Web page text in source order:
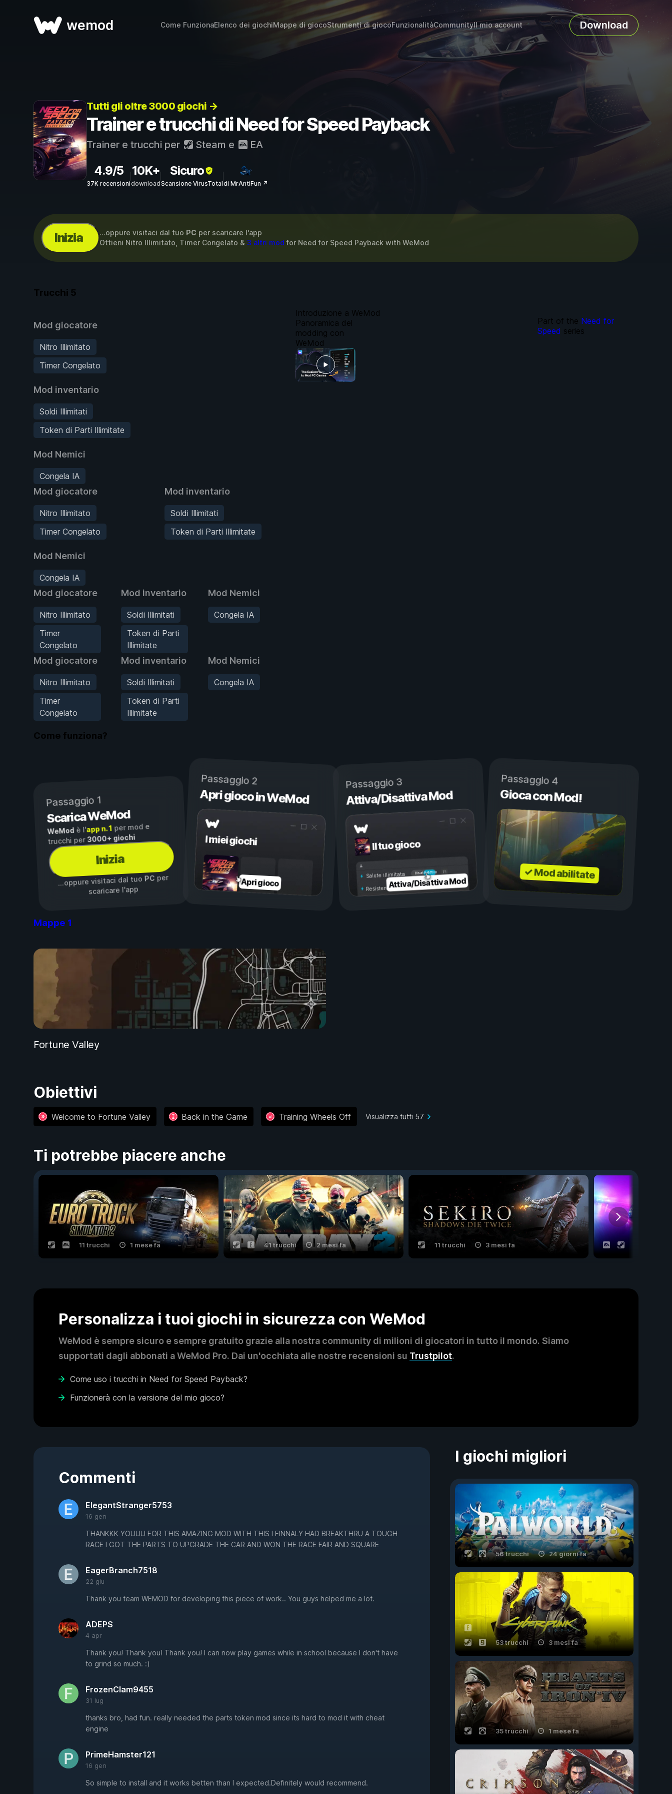
wemod Come FunzionaElenco dei giochiMappe di giocoStrumenti di giocoFunzionalitàCommunityIl mio account Download
Tutti gli oltre 3000 giochi →
Trainer e trucchi di Need for Speed Payback
Trainer e trucchi per Steam e EA
4.9/5
37K recensioni
10K+
download
Sicuro
Scansione VirusTotaldi MrAntiFun ↗
Inizia ...oppure visitaci dal tuo PC per scaricare l'app
Ottieni Nitro Illimitato, Timer Congelato & 3 altri mod for Need for Speed Payback with WeMod
Trucchi 5
Mod giocatore
Nitro Illimitato
Timer Congelato
Mod inventario
Soldi Illimitati
Token di Parti Illimitate
Mod Nemici
Congela IA
Mod giocatore
Nitro Illimitato
Timer Congelato
Mod Nemici
Congela IA
Mod inventario
Soldi Illimitati
Token di Parti Illimitate
Mod giocatore
Nitro Illimitato
Timer
Congelato
Mod inventario
Soldi Illimitati
Token di Parti
Illimitate
Mod Nemici
Congela IA
Mod giocatore
Nitro Illimitato
Timer
Congelato
Mod inventario
Soldi Illimitati
Token di Parti
Illimitate
Mod Nemici
Congela IA
Introduzione a WeMod
Panoramica del
modding con
WeMod
Part of the Need for
Speed series
Come funziona?
Passaggio 1
Scarica WeMod
WeMod è l'app n. 1per mod e
trucchi per3000+ giochi
Inizia
...oppure visitaci dal tuo PCper
scaricare l'app
Passaggio 2
Apri gioco in WeMod
I miei giochi
Apri gioco
Passaggio 3
Attiva/Disattiva Mod
Il tuo gioco
Attivo
Disattivo
Salute illimitata
Resistenza illimitata
Attiva/Disattiva Mod
Passaggio 4
Gioca con Mod!
✓ Mod abilitate
Mappe 1
Fortune Valley
Obiettivi
Welcome to Fortune Valley Back in the Game Training Wheels Off Visualizza tutti 57
Ti potrebbe piacere anche
11 trucchi 1 mese fa 41 trucchi 2 mesi fa 11 trucchi 3 mesi fa
Personalizza i tuoi giochi in sicurezza con WeMod
WeMod è sempre sicuro e sempre gratuito grazie alla nostra community di milioni di giocatori in tutto il mondo. Siamo
supportati dagli abbonati a WeMod Pro. Dai un'occhiata alle nostre recensioni su Trustpilot.
Come uso i trucchi in Need for Speed Payback?
Funzionerà con la versione del mio gioco?
Commenti
ElegantStranger5753
16 gen
THANKKK YOUUU FOR THIS AMAZING MOD WITH THIS I FINNALY HAD BREAKTHRU A TOUGH
RACE I GOT THE PARTS TO UPGRADE THE CAR AND WON THE RACE FAIR AND SQUARE
EagerBranch7518
22 giu
Thank you team WEMOD for developing this piece of work.. You guys helped me a lot.
ADEPS
4 apr
Thank you! Thank you! Thank you! I can now play games while in school because I don't have
to grind so much. :)
FrozenClam9455
31 lug
thanks bro, had fun. really needed the parts token mod since its hard to mod it with cheat
engine
PrimeHamster121
16 gen
So simple to install and it works betten than I expected.Definitely would recommend.
I giochi migliori
56 trucchi 24 giorni fa
53 trucchi 3 mesi fa
35 trucchi 1 mese fa